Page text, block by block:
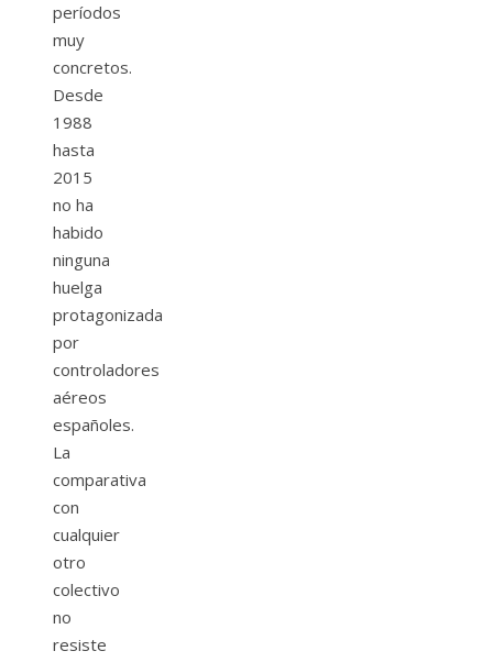
períodos
muy
concretos.
Desde
1988
hasta
2015
no ha
habido
ninguna
huelga
protagonizada
por
controladores
aéreos
españoles.
La
comparativa
con
cualquier
otro
colectivo
no
resiste